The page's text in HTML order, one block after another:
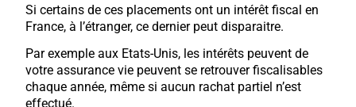
Si certains de ces placements ont un intérêt fiscal en
France, à l’étranger, ce dernier peut disparaitre.
Par exemple aux Etats-Unis, les intérêts peuvent de
votre assurance vie peuvent se retrouver fiscalisables
chaque année, même si aucun rachat partiel n’est
effectué.